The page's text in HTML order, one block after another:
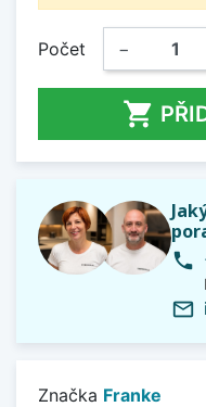
Počet −

phone
mail_outline
Značka Franke